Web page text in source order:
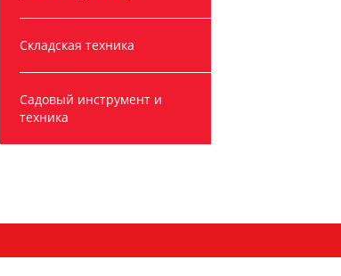
Складская техника
Садовый инструмент и
техника